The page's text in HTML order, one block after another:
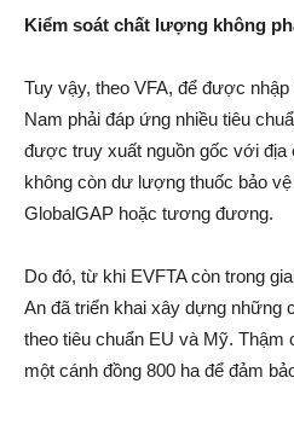
Kiểm soát chất lượng không
Tuy vậy, theo VFA, để được
Nam phải đáp ứng nhiều tiêu
được truy xuất nguồn gốc với địa
không còn dư lượng thuốc bảo
GlobalGAP hoặc tương đương.
Do đó, từ khi EVFTA còn trong
An đã triển khai xây dựng những
theo tiêu chuẩn EU và Mỹ. Thậm
một cánh đồng 800 ha để đảm